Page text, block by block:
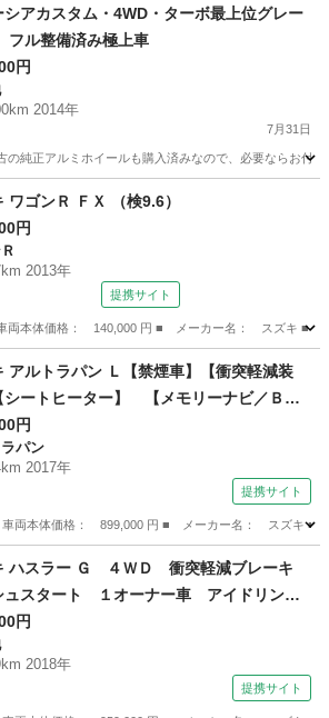
シアカスタム・4WD・ターボ最上位グレー
フル整備済み極上車
円
2014年
7月31日
の純正アルミホイールも購入済みなので、必要なら
その他
ワゴンＲ ＦＸ （検9.6）
円
2013年
提携サイト
両本体価格： 140,000 円 ■ メーカー名： スズキ
Ｒアルトラパン Ｌ【禁煙車】【衝突軽減装
シートヒーター】 【メモリーナビ／ＢＬ
ＯＴＨオーデイオ／ＤＶＤ再生／ＣＤ／
グＴＶ】【スマートキー／プッシュスター
横滑り防止】【ヘッドライトレベライザ
円
パン
2017年
提携サイト
両本体価格： 899,000 円 ■ メーカー名： スズキ ■
ラパン
ハスラー Ｇ ４ＷＤ 衝突軽減ブレーキ
ュスタート １オーナー車 アイドリング
プ ベンチシート ＡＢＳ （車検整備付）
円
2018年
提携サイト